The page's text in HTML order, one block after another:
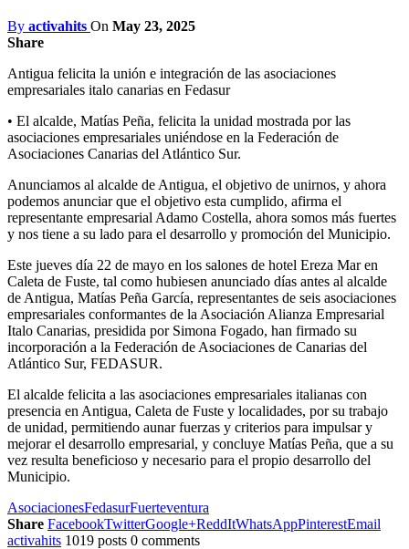
By activahits On May 23, 2025
Share
Antigua felicita la unión e integración de las asociaciones
empresariales italo canarias en Fedasur
• El alcalde, Matías Peña, felicita la unidad mostrada por las
asociaciones empresariales uniéndose en la Federación de
Asociaciones Canarias del Atlántico Sur.
Anunciamos al alcalde de Antigua, el objetivo de unirnos, y ahora
podemos anunciar que el objetivo esta cumplido, afirma el
representante empresarial Adamo Costella, ahora somos más fuertes
y nos tiene a su lado para el desarrollo y promoción del Municipio.
Este jueves día 22 de mayo en los salones de hotel Ereza Mar en
Caleta de Fuste, tal como hubiesen anunciado días antes al alcalde
de Antigua, Matías Peña García, representantes de seis asociaciones
empresariales conformantes de la Asociación Alianza Empresarial
Italo Canarias, presidida por Simona Fogado, han firmado su
incorporación a la Federación de Asociaciones de Canarias del
Atlántico Sur, FEDASUR.
El alcalde felicita a las asociaciones empresariales italianas con
presencia en Antigua, Caleta de Fuste y localidades, por su trabajo
de unidad, permitiendo aunar fuerzas y criterios para impulsar y
mejorar el desarrollo empresarial, y concluye Matías Peña, que a su
vez resulta beneficioso y necesario para el propio desarrollo del
Municipio.
AsociacionesFedasurFuerteventura
Share FacebookTwitterGoogle+ReddItWhatsAppPinterestEmail
activahits 1019 posts 0 comments